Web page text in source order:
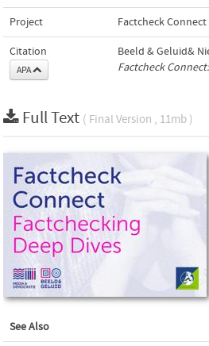
Project Factcheck Connect
Citation
APA
Beeld & Geluid&
Factcheck
Full Text ( Final Version , 11mb )
See Also